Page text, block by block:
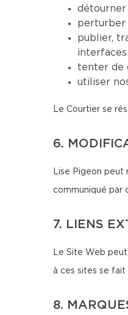
détourner
perturber
publier,
tenter de
utiliser
Le Courtier se
6.
Lise Pigeon peut
communiqué par
7. LIENS
Le Site Web
à ces sites se fait
8.